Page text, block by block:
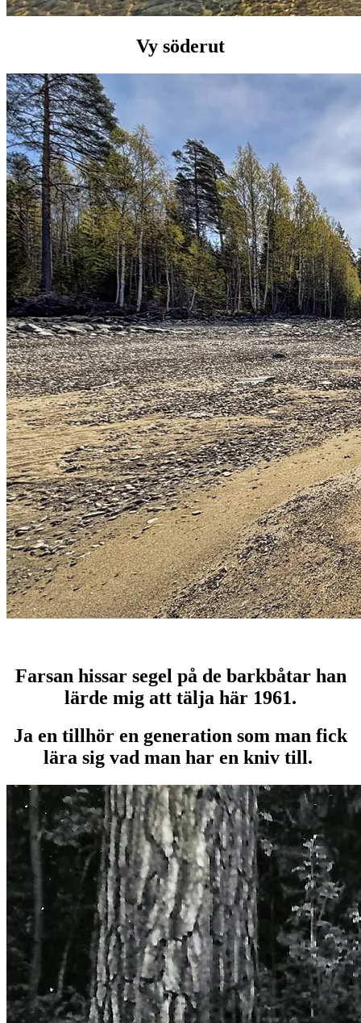
Vy söderut
Farsan hissar segel på de barkbåtar han
lärde mig att tälja här 1961.
Ja en tillhör en generation som man fick
lära sig vad man har en kniv till.